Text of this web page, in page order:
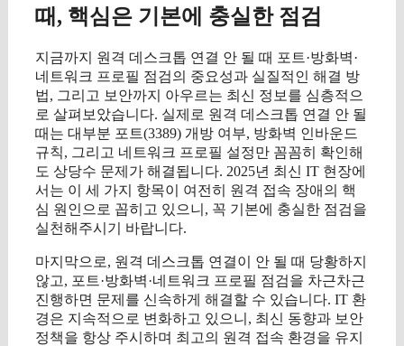
때, 핵심은 기본에 충실한 점검
지금까지 원격 데스크톱 연결 안 될 때 포트·방화벽·
네트워크 프로필 점검의 중요성과 실질적인 해결 방
법, 그리고 보안까지 아우르는 최신 정보를 심층적으
로 살펴보았습니다. 실제로 원격 데스크톱 연결 안 될
때는 대부분 포트(3389) 개방 여부, 방화벽 인바운드
규칙, 그리고 네트워크 프로필 설정만 꼼꼼히 확인해
도 상당수 문제가 해결됩니다. 2025년 최신 IT 현장에
서는 이 세 가지 항목이 여전히 원격 접속 장애의 핵
심 원인으로 꼽히고 있으니, 꼭 기본에 충실한 점검을
실천해주시기 바랍니다.
마지막으로, 원격 데스크톱 연결이 안 될 때 당황하지
않고, 포트·방화벽·네트워크 프로필 점검을 차근차근
진행하면 문제를 신속하게 해결할 수 있습니다. IT 환
경은 지속적으로 변화하고 있으니, 최신 동향과 보안
정책을 항상 주시하며 최고의 원격 접속 환경을 유지